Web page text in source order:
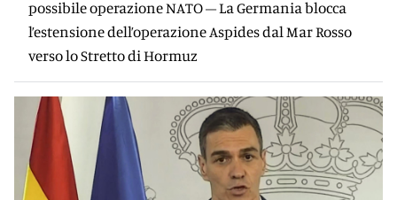
possibile operazione NATO – La Germania blocca
l’estensione dell’operazione Aspides dal Mar Rosso
verso lo Stretto di Hormuz